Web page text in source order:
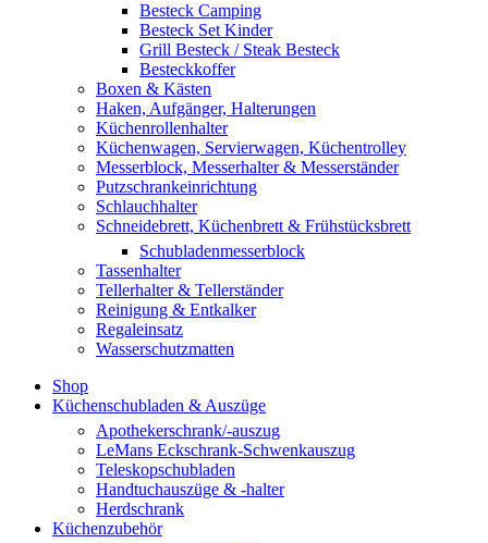
Besteck Camping
Besteck Set Kinder
Grill Besteck / Steak Besteck
Besteckkoffer
Boxen & Kästen
Haken, Aufgänger, Halterungen
Küchenrollenhalter
Küchenwagen, Servierwagen, Küchentrolley
Messerblock, Messerhalter & Messerständer
Putzschrankeinrichtung
Schlauchhalter
Schneidebrett, Küchenbrett & Frühstücksbrett
Schubladenmesserblock
Tassenhalter
Tellerhalter & Tellerständer
Reinigung & Entkalker
Regaleinsatz
Wasserschutzmatten
Shop
Küchenschubladen & Auszüge
Apothekerschrank/-auszug
LeMans Eckschrank-Schwenkauszug
Teleskopschubladen
Handtuchauszüge & -halter
Herdschrank
Küchenzubehör